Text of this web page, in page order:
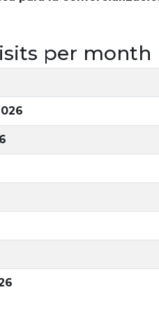
per month